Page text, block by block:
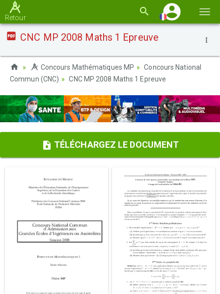
la
Retour
CNC MP 2008 Maths 1 Epreuve
Concours Mathématiques MP
Concours National
Commun (CNC)
CNC MP 2008 Maths 1 Epreuve
TÉLÉCHARGEZ LE DOCUMENT